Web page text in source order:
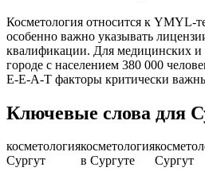
Косметология относится к YMYL-
особенно важно указывать
квалификации. Для медицинских и
городе с населением 380 000
E-E-A-T факторы критически
Ключевые слова для
косметология
Сургут
косметология
в Сургуте
Сургут